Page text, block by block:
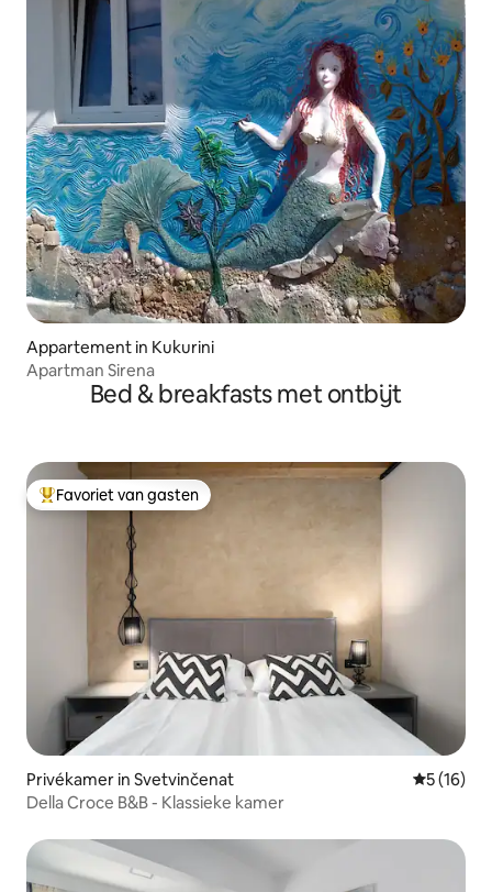
Appartement in Kukurini
Apartman Sirena
Bed & breakfasts met ontbijt
Topfavoriet van gasten
Favoriet van gasten
Privékamer in Svetvinčenat
5 (16)
Della Croce B&B - Klassieke kamer